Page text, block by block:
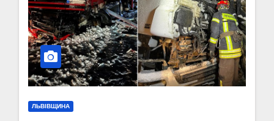
ЛЬВІВЩИНА